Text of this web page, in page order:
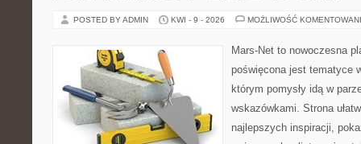
POSTED BY ADMIN KWI - 9 - 2026 MOŻLIWOŚĆ
Mars-Net to nowoczesna
poświęcona jest tematyce
którym pomysły idą w
wskazówkami. Strona
najlepszych inspiracji,